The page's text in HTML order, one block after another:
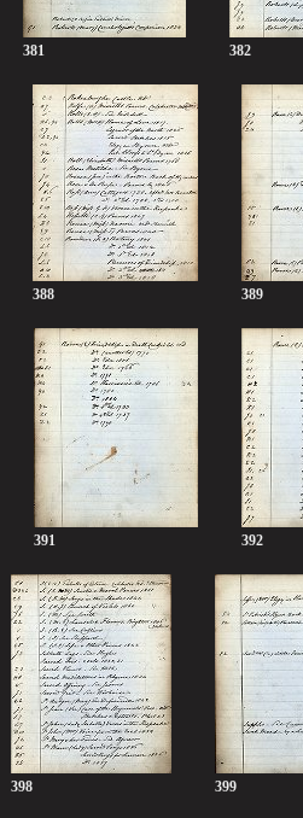
381 382
388 389
391 392
398 399